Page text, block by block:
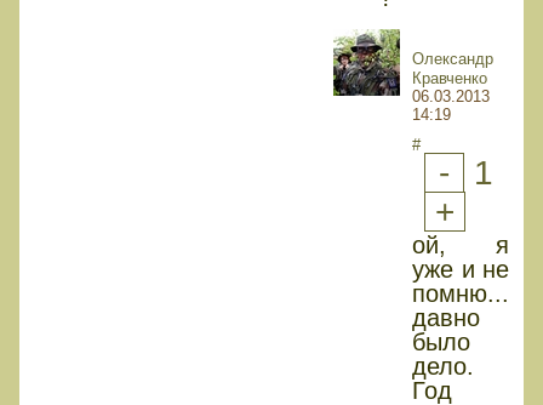
Олександр
Кравченко
06.03.2013
14:19
#
-
1
+
ой, я
уже и не
помню...
давно
было
дело.
Год